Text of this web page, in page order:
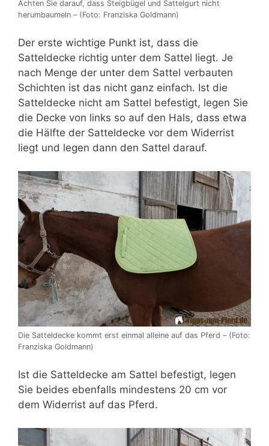
Achten Sie darauf, dass Steigbügel und Sattelgurt nicht
herumbaumeln – (Foto: Franziska Goldmann)
Der erste wichtige Punkt ist, dass die
Satteldecke richtig unter dem Sattel liegt. Je
nach Menge der unter dem Sattel verbauten
Schichten ist das nicht ganz einfach. Ist die
Satteldecke nicht am Sattel befestigt, legen Sie
die Decke von links so auf den Hals, dass etwa
die Hälfte der Satteldecke vor dem Widerrist
liegt und legen dann den Sattel darauf.
Die Satteldecke kommt erst einmal alleine auf das Pferd – (Foto:
Franziska Goldmann)
Ist die Satteldecke am Sattel befestigt, legen
Sie beides ebenfalls mindestens 20 cm vor
dem Widerrist auf das Pferd.